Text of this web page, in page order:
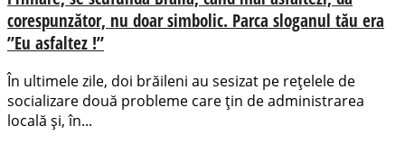
corespunzător, nu doar simbolic. Parca sloganul tău era
”Eu asfaltez !”
În ultimele zile, doi brăileni au sesizat pe rețelele de
socializare două probleme care țin de administrarea
locală și, în...